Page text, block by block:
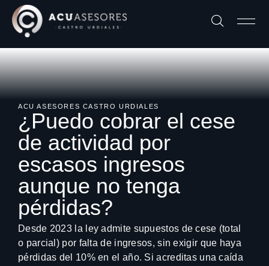
ACU ASESORES CASTRO URDIALES
¿Puedo cobrar el cese
de actividad por
escasos ingresos
aunque no tenga
pérdidas?
Desde 2023 la ley admite supuestos de cese (total
o parcial) por falta de ingresos, sin exigir que haya
pérdidas del 10% en el año. Si acreditas una caída